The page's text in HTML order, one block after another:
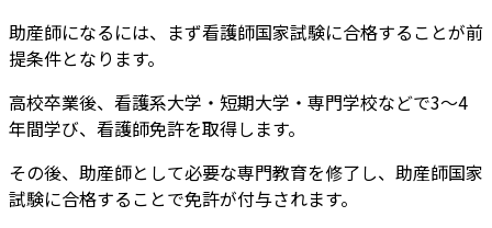
助産師になるには、まず看護師国家試験に合格することが前
提条件となります。
高校卒業後、看護系大学・短期大学・専門学校などで3〜4
年間学び、看護師免許を取得します。
その後、助産師として必要な専門教育を修了し、助産師国家
試験に合格することで免許が付与されます。